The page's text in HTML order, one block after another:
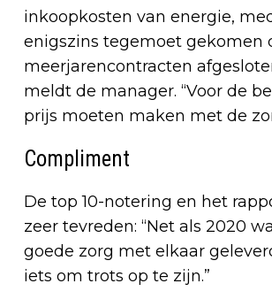
inkoopkosten van energie,
enigszins tegemoet gekomen
meerjarencontracten
meldt de manager. “Voor de
prijs moeten maken met de
Compliment
De top 10-notering en het
zeer tevreden: “Net als 2020
goede zorg met elkaar
iets om trots op te zijn.”